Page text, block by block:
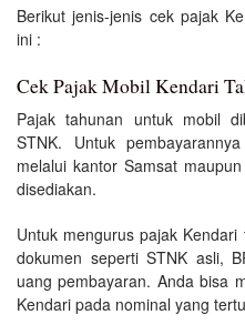
Berikut jenis-jenis cek pajak
ini :
Cek Pajak Mobil Kendari
Pajak tahunan untuk mobil
STNK. Untuk
melalui kantor Samsat
disediakan.
Untuk mengurus pajak
dokumen seperti STNK asli,
uang pembayaran. Anda bisa
Kendari pada nominal yang